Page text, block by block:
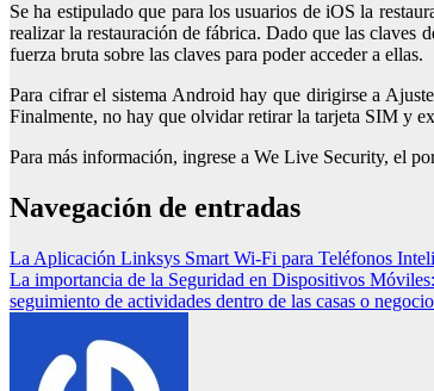
Se ha estipulado que para los usuarios de iOS la
realizar la restauración de fábrica. Dado que las claves
fuerza bruta sobre las claves para poder acceder a ellas.
Para cifrar el sistema Android hay que dirigirse a
Finalmente, no hay que olvidar retirar la tarjeta SIM y
Para más información, ingrese a We Live Security, el
Navegación de entradas
La Aplicación Linksys Smart Wi-Fi para Teléfonos
La importancia de la Seguridad en Dispositivos
seguimiento de actividades dentro de las casas o